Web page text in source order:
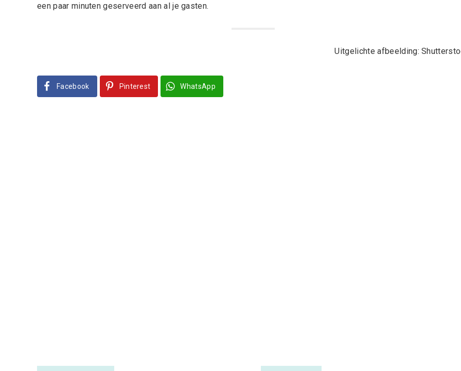
een paar minuten geserveerd aan al je gasten.
Uitgelichte afbeelding:
Facebook Pinterest WhatsApp